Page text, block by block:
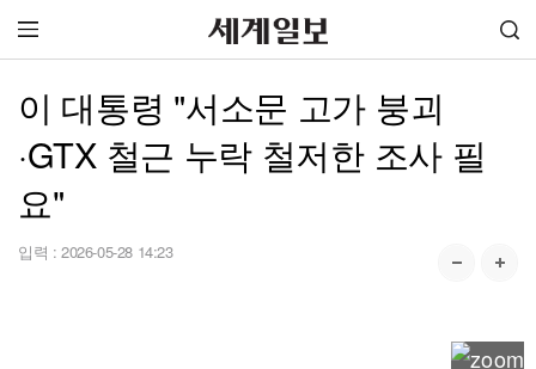
이 대통령 "서소문 고가 붕괴
·GTX 철근 누락 철저한 조사 필
요"
입력 : 2026-05-28 14:23